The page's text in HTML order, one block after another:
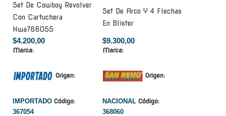
Set De Cowboy Revolver
Con Cartuchera
Hwa766055
$4.200,00
Marca:
Origen:
IMPORTADO Código:
367054
Set De Arco Y 4 Flechas
En Blister
$9.300,00
Marca:
Origen:
NACIONAL Código:
368060